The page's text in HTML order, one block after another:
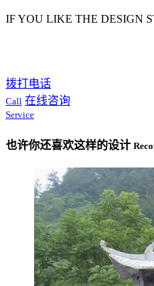
IF YOU LIKE THE DESIGN
拨打电话
Call 在线咨询
Service
也许你还喜欢这样的设计